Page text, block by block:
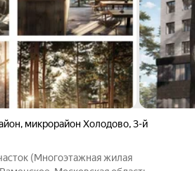
, микрорайон Холодово,3-й
(Многоэтажная жилая